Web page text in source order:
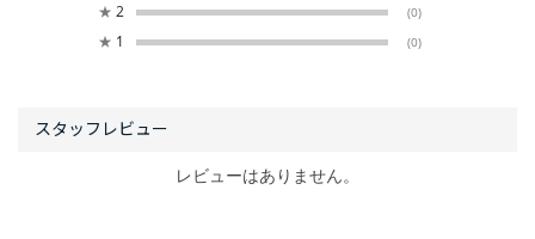
★ 2 (0)
★ 1 (0)
レビューはありません。